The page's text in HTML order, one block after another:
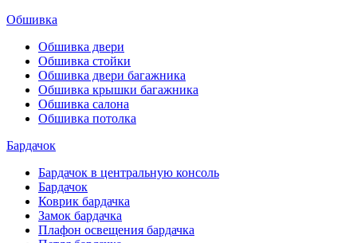
Обшивка
Обшивка двери
Обшивка стойки
Обшивка двери багажника
Обшивка крышки багажника
Обшивка салона
Обшивка потолка
Бардачок
Бардачок в центральную консоль
Бардачок
Коврик бардачка
Замок бардачка
Плафон освещения бардачка